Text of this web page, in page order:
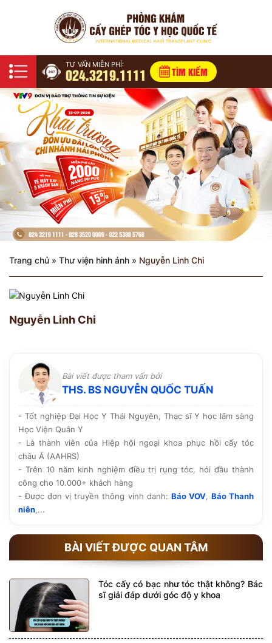
TƯ VẤN MIỄN PHÍ:
024.3219.1111 TÌM KIẾM
Trang chủ » Thư viện hinh ảnh » Nguyễn Linh Chi
Nguyễn Linh Chi
Bài viết được tham vấn bởi
THS. BS NGUYỄN QUỐC TUẤN
- Tốt nghiệp Đại Học Y Thái Nguyên, Thạc sĩ Y học lâm sàng
Học Viện Quân Y
- Là thành viên của Hiệp hội ngoại khoa phục hồi cấy tóc
châu Á (AAHRS)
- Trên 10 năm kinh nghiệm điều trị rụng tóc, hói đầu thành
công cho 10.000+ khách hàng
- Được đơn vị truyền thông vinh danh: Báo VOV, Báo Thanh
niên,...
BÀI VIẾT ĐƯỢC QUAN TÂM
Tóc cấy có bạc như tóc thật không? Bác
sĩ giải đáp dưới góc độ y khoa